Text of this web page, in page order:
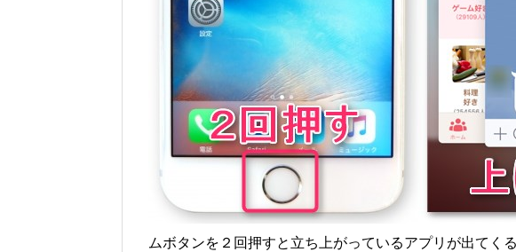
ムボタンを２回押すと立ち上がっているアプリが出てく